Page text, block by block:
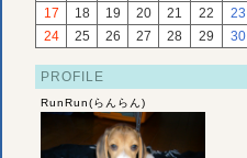
17
18 19 20 21 22
23
24
25 26 27 28 29 30
PROFILE
RunRun(らんらん)